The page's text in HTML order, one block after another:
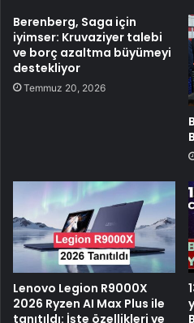
Berenberg, Saga için
iyimser: Kruvaziyer talebi
ve borç azaltma büyümeyi
destekliyor
Temmuz 20, 2026
Lenovo Legion R9000X
2026 Ryzen AI Max Plus ile
tanıtıldı: İşte özellikleri ve